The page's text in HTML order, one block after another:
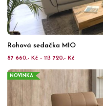
Rohová sedačka MIO
87 660,- Kč - 113 720,- Kč
NOVINKA